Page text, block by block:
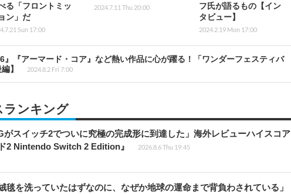
る「フロントミッ
ン」だ
Sun 17:00
2024.7.11 Thu 20:00
フ氏が語るもの【イン
タビュー】
2024.2.19 Mon 17:00
』『アーマード・コア』など熱い作品に心が躍る！「ワンダーフェスティバ
】
2024.8.2 Fri 7:00
ランキング
がスイッチ2でついに究極の完成形に到達した」海外レビューハイスコア
2 Nintendo Switch 2 Edition』
2026.8.6 Thu 19:45
毯を洗っていたはずなのに、なぜか地球の運命まで背負わされている」